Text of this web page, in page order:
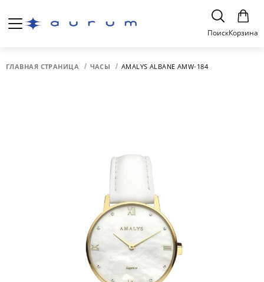
ПоискКорзина
ГЛАВНАЯ СТРАНИЦА ЧАСЫ AMALYS ALBANE AMW-184